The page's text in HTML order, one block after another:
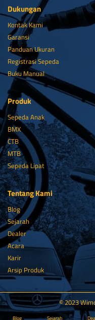
Dukungan
Kontak Kami
Garansi
Panduan Ukuran
Registrasi Sepeda
Buku Manual
Produk
Sepeda Anak
BMX
CTB
MTB
Sepeda Lipat
Tentang Kami
Blog
Sejarah
Dealer
Acara
Karir
Arsip Produk
© 2023
Blog Sejarah